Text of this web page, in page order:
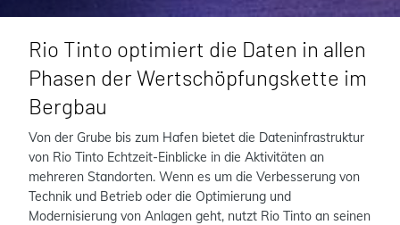
Rio Tinto optimiert die Daten in allen
Phasen der Wertschöpfungskette im
Bergbau
Von der Grube bis zum Hafen bietet die Dateninfrastruktur
von Rio Tinto Echtzeit-Einblicke in die Aktivitäten an
mehreren Standorten. Wenn es um die Verbesserung von
Technik und Betrieb oder die Optimierung und
Modernisierung von Anlagen geht, nutzt Rio Tinto an seinen